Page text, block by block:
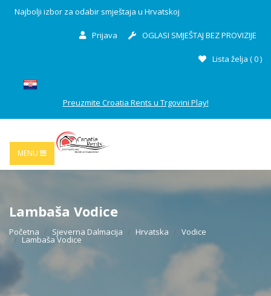
Najbolji izbor za odabir smještaja u Hrvatskoj
Prijava OGLASI SMJEŠTAJ BEZ PROVIZIJE
Lista želja (0)
Preuzmite Croatia Rents u Trgovini Play!
MENU
Lambaša Vodice
Početna Sjeverna Dalmacija Hrvatska Vodice
Lambaša Vodice